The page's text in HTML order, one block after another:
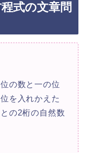
式の文章問
の数と一の位
を入れかえた
の2桁の自然数